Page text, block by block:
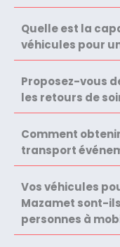
Quelle est la
véhicules pour
Proposez-vous
les retours de
Comment
transport
Vos véhicules
Mazamet sont-
personnes à